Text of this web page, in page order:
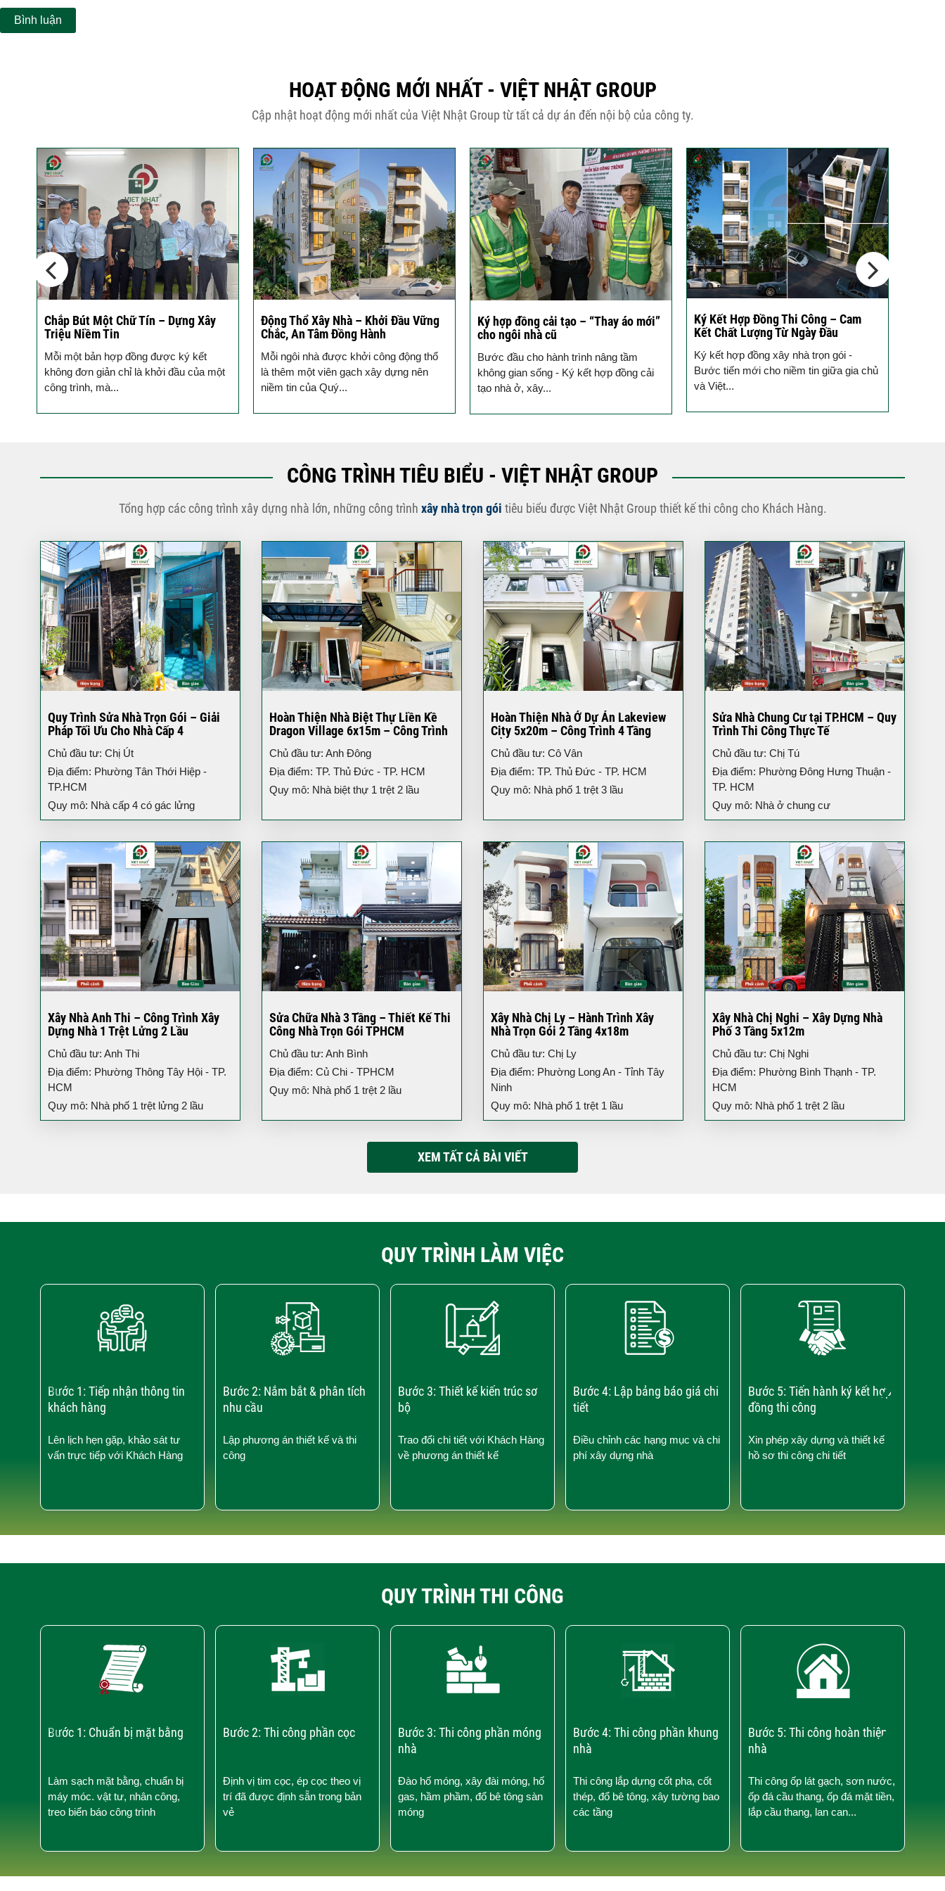
HOẠT ĐỘNG MỚI NHẤT - VIỆT NHẬT GROUP
Cập nhật hoạt động mới nhất của Việt Nhật Group từ tất cả dự án đến nội bộ của công ty.
Chắp Bút Một Chữ Tín – Dựng Xây
Triệu Niềm Tin
Mỗi một bản hợp đồng được ký kết
không đơn giản chỉ là khởi đầu của một
công trình, mà...
Động Thổ Xây Nhà – Khởi Đầu Vững
Chắc, An Tâm Đồng Hành
Mỗi ngôi nhà được khởi công động thổ
là thêm một viên gạch xây dựng nên
niềm tin của Quý...
Ký hợp đồng cải tạo – “Thay áo mới”
cho ngôi nhà cũ
Bước đầu cho hành trình nâng tầm
không gian sống - Ký kết hợp đồng cải
tạo nhà ở, xây...
Ký Kết Hợp Đồng Thi Công – Cam
Kết Chất Lượng Từ Ngày Đầu
Ký kết hợp đồng xây nhà trọn gói -
Bước tiến mới cho niềm tin giữa gia chủ
và Việt...
CÔNG TRÌNH TIÊU BIỂU - VIỆT NHẬT GROUP
Tổng hợp các công trình xây dựng nhà lớn, những công trình xây nhà trọn gói tiêu biểu được Việt Nhật Group thiết kế thi công cho Khách Hàng.
Quy Trình Sửa Nhà Trọn Gói – Giải
Pháp Tối Ưu Cho Nhà Cấp 4
Chủ đầu tư: Chị Út
Địa điểm: Phường Tân Thới Hiệp -
TP.HCM
Quy mô: Nhà cấp 4 có gác lửng
Hoàn Thiện Nhà Biệt Thự Liền Kề
Dragon Village 6x15m – Công Trình
Chủ đầu tư: Anh Đông
Địa điểm: TP. Thủ Đức - TP. HCM
Quy mô: Nhà biệt thự 1 trệt 2 lầu
Hoàn Thiện Nhà Ở Dự Án Lakeview
City 5x20m – Công Trình 4 Tầng
Đẳng Cấp TP.HCM
Chủ đầu tư: Cô Vân
Địa điểm: TP. Thủ Đức - TP. HCM
Quy mô: Nhà phố 1 trệt 3 lầu
Sửa Nhà Chung Cư tại TP.HCM – Quy
Trình Thi Công Thực Tế
Chủ đầu tư: Chị Tú
Địa điểm: Phường Đông Hưng Thuận -
TP. HCM
Quy mô: Nhà ở chung cư
Xây Nhà Anh Thi – Công Trình Xây
Dựng Nhà 1 Trệt Lửng 2 Lầu
Chủ đầu tư: Anh Thi
Địa điểm: Phường Thông Tây Hội - TP.
HCM
Quy mô: Nhà phố 1 trệt lửng 2 lầu
Sửa Chữa Nhà 3 Tầng – Thiết Kế Thi
Công Nhà Trọn Gói TPHCM
Chủ đầu tư: Anh Bình
Địa điểm: Củ Chi - TPHCM
Quy mô: Nhà phố 1 trệt 2 lầu
Xây Nhà Chị Ly – Hành Trình Xây
Nhà Trọn Gói 2 Tầng 4x18m
Chủ đầu tư: Chị Ly
Địa điểm: Phường Long An - Tỉnh Tây
Ninh
Quy mô: Nhà phố 1 trệt 1 lầu
Xây Nhà Chị Nghi – Xây Dựng Nhà
Phố 3 Tầng 5x12m
Chủ đầu tư: Chị Nghi
Địa điểm: Phường Bình Thạnh - TP.
HCM
Quy mô: Nhà phố 1 trệt 2 lầu
XEM TẤT CẢ BÀI VIẾT
QUY TRÌNH LÀM VIỆC
Bước 1: Tiếp nhận thông tin
khách hàng
Lên lịch hẹn gặp, khảo sát tư
vấn trực tiếp với Khách Hàng
Bước 2: Nắm bắt & phân tích
nhu cầu
Lập phương án thiết kế và thi
công
Bước 3: Thiết kế kiến trúc sơ
bộ
Trao đổi chi tiết với Khách Hàng
về phương án thiết kế
Bước 4: Lập bảng báo giá chi
tiết
Điều chỉnh các hạng mục và chi
phí xây dựng nhà
Bước 5: Tiến hành ký kết hợp
đồng thi công
Xin phép xây dựng và thiết kế
hồ sơ thi công chi tiết
›
‹
QUY TRÌNH THI CÔNG
Bước 1: Chuẩn bị mặt bằng
Làm sạch mặt bằng, chuẩn bị
máy móc. vật tư, nhân công,
treo biển báo công trình
Bước 2: Thi công phần cọc
Định vị tim cọc, ép cọc theo vị
trí đã được định sẵn trong bản
vẻ
Bước 3: Thi công phần móng
nhà
Đào hố móng, xây đài móng, hố
gas, hầm phầm, đổ bê tông sàn
móng
Bước 4: Thi công phần khung
nhà
Thi công lắp dựng cốt pha, cốt
thép, đổ bê tông, xây tường bao
các tầng
Bước 5: Thi công hoàn thiện
nhà
Thi công ốp lát gạch, sơn nước,
ốp đá cầu thang, ốp đá mặt tiền,
lắp cầu thang, lan can...
›
‹